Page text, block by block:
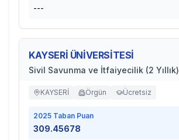
---
KAYSERİ ÜNİVERSİTESİ
Sivil Savunma ve İtfaiyecilik (2 Yıllık)
KAYSERİ Örgün Ücretsiz
2025 Taban Puan
309.45678